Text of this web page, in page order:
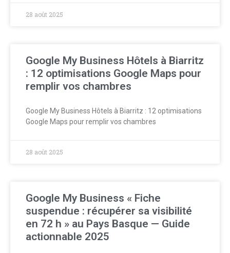
28 août 2025
Google My Business Hôtels à Biarritz
: 12 optimisations Google Maps pour
remplir vos chambres
Google My Business Hôtels à Biarritz : 12 optimisations
Google Maps pour remplir vos chambres
28 août 2025
Google My Business « Fiche
suspendue : récupérer sa visibilité
en 72 h » au Pays Basque — Guide
actionnable 2025